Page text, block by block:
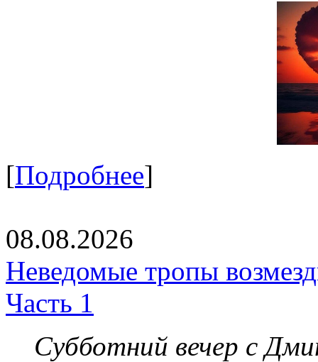
[Подробнее]
08.08.2026
Неведомые тропы
Часть 1
Субботний вечер с